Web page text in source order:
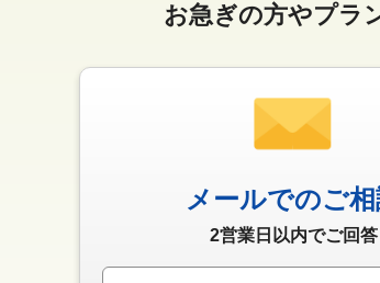
お急ぎの方やプラ
メールでのご
2営業日以内でご回答